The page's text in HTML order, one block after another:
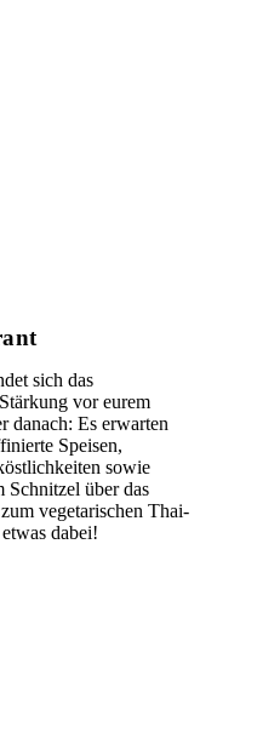
sich das
vor eurem
danach: Es erwarten
Speisen,
sowie
Schnitzel über das
vegetarischen Thai-
dabei!